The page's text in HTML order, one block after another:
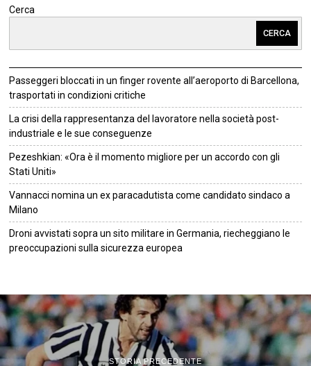
Cerca
CERCA
Passeggeri bloccati in un finger rovente all’aeroporto di Barcellona,
trasportati in condizioni critiche
La crisi della rappresentanza del lavoratore nella società post-
industriale e le sue conseguenze
Pezeshkian: «Ora è il momento migliore per un accordo con gli
Stati Uniti»
Vannacci nomina un ex paracadutista come candidato sindaco a
Milano
Droni avvistati sopra un sito militare in Germania, riecheggiano le
preoccupazioni sulla sicurezza europea
STORIA PRECEDENTE